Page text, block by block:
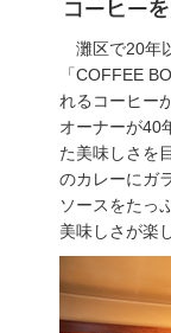
灘区で20年
「COFFEE
れるコーヒー
オーナーが40
た美味しさを
のカレーにガ
ソースをたっ
美味しさが楽